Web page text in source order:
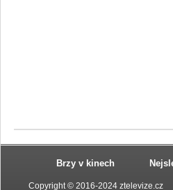
Brzy v kinech
Copyright © 2016-2024 ztelevize.cz